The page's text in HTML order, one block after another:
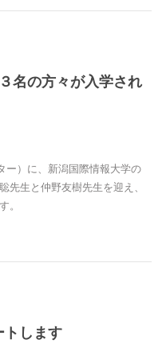
名の方々が入学され
ー）に、新潟国際情報大学の
生と仲野友樹先生を迎え、
。
トします